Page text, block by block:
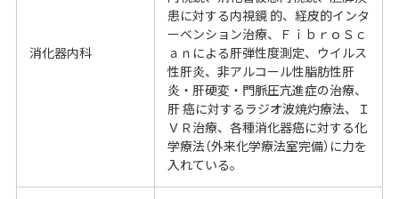
消化器内科
患に対する内視鏡 的、経皮的インタ
ーベンション治療、ＦｉｂｒｏＳｃ
ａｎによる肝弾性度測定、ウイルス
性肝炎、非アルコール性脂肪性肝
炎・肝硬変・門脈圧亢進症の治療、
肝 癌に対するラジオ波焼灼療法、Ｉ
ＶＲ治療、各種消化器癌に対する化
学療法（外来化学療法室完備）に力を
入れている。